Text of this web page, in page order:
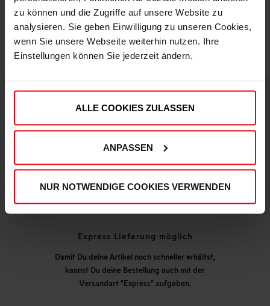
zu können und die Zugriffe auf unsere Website zu
analysieren. Sie geben Einwilligung zu unseren Cookies,
wenn Sie unsere Webseite weiterhin nutzen. Ihre
Einstellungen können Sie jederzeit ändern.
ALLE COOKIES ZULASSEN
ANPASSEN
NUR NOTWENDIGE COOKIES VERWENDEN
DEINE VORTEILE IN UNSEREM SHOP
Express Lieferung möglich
Damit Du deine Artikel noch schneller erhältst,
kannst Du deine Bestellung auch mit der
Versandart "Express" aufgeben.